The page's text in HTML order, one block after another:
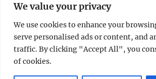
We value your privacy
We use cookies to enhance your
serve personalised ads or content, and
traffic. By clicking "Accept All", you
of cookies.
Downloads
Website in English Language